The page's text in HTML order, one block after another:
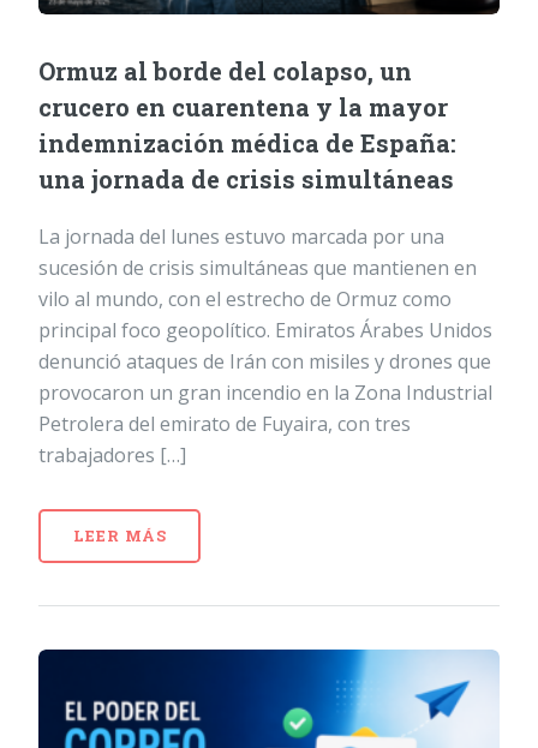
Ormuz al borde del colapso, un
crucero en cuarentena y la mayor
indemnización médica de España:
una jornada de crisis simultáneas
La jornada del lunes estuvo marcada por una
sucesión de crisis simultáneas que mantienen en
vilo al mundo, con el estrecho de Ormuz como
principal foco geopolítico. Emiratos Árabes Unidos
denunció ataques de Irán con misiles y drones que
provocaron un gran incendio en la Zona Industrial
Petrolera del emirato de Fuyaira, con tres
trabajadores […]
LEER MÁS